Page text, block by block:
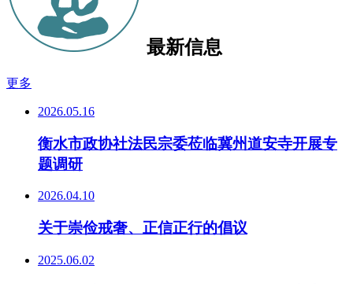
最新信息
更多
2026.05.16
衡水市政协社法民宗委莅临冀州道安寺开展专
题调研
2026.04.10
关于崇俭戒奢、正信正行的倡议
2025.06.02